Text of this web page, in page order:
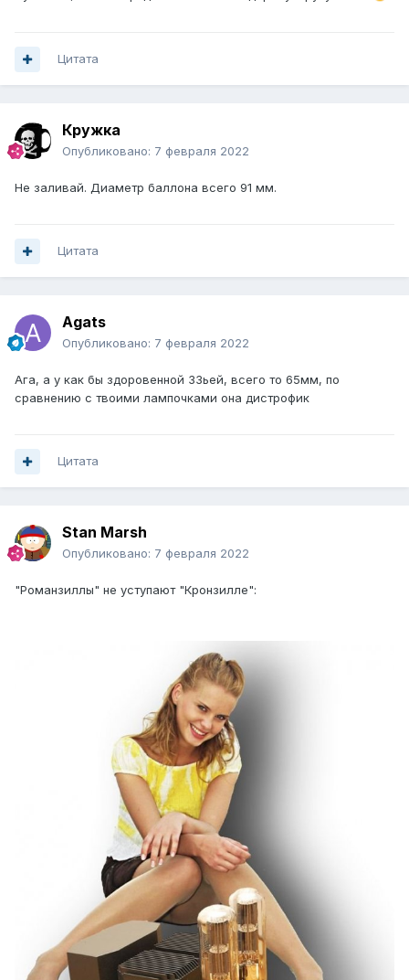
Цитата
Кружка
Опубликовано: 7 февраля 2022
Не заливай. Диаметр баллона всего 91 мм.
Цитата
Agats
Опубликовано: 7 февраля 2022
Ага, а у как бы здоровенной 33ьей, всего то 65мм, по
сравнению с твоими лампочками она дистрофик
Цитата
Stan Marsh
Опубликовано: 7 февраля 2022
"Романзиллы" не уступают "Кронзилле":